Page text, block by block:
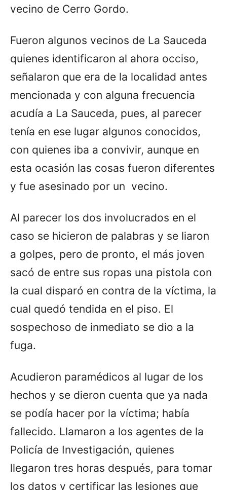
vecino de Cerro Gordo.
Fueron algunos vecinos de La Sauceda
quienes identificaron al ahora occiso,
señalaron que era de la localidad antes
mencionada y con alguna frecuencia
acudía a La Sauceda, pues, al parecer
tenía en ese lugar algunos conocidos,
con quienes iba a convivir, aunque en
esta ocasión las cosas fueron diferentes
y fue asesinado por un vecino.
Al parecer los dos involucrados en el
caso se hicieron de palabras y se liaron
a golpes, pero de pronto, el más joven
sacó de entre sus ropas una pistola con
la cual disparó en contra de la víctima, la
cual quedó tendida en el piso. El
sospechoso de inmediato se dio a la
fuga.
Acudieron paramédicos al lugar de los
hechos y se dieron cuenta que ya nada
se podía hacer por la víctima; había
fallecido. Llamaron a los agentes de la
Policía de Investigación, quienes
llegaron tres horas después, para tomar
los datos y certificar las lesiones que